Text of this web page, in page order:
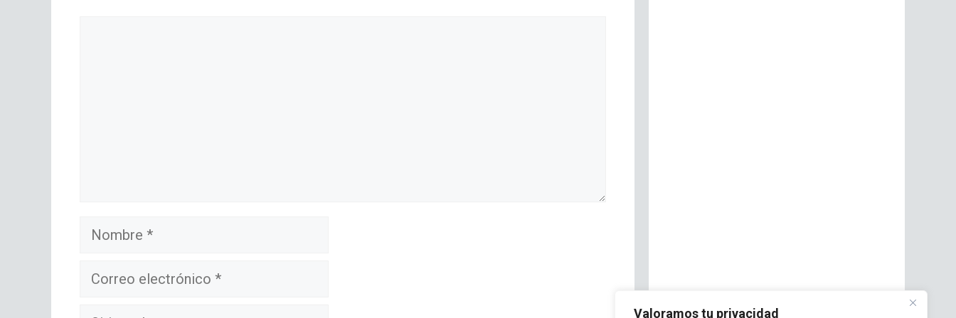
Valoramos tu privacidad
Nombre
Correo